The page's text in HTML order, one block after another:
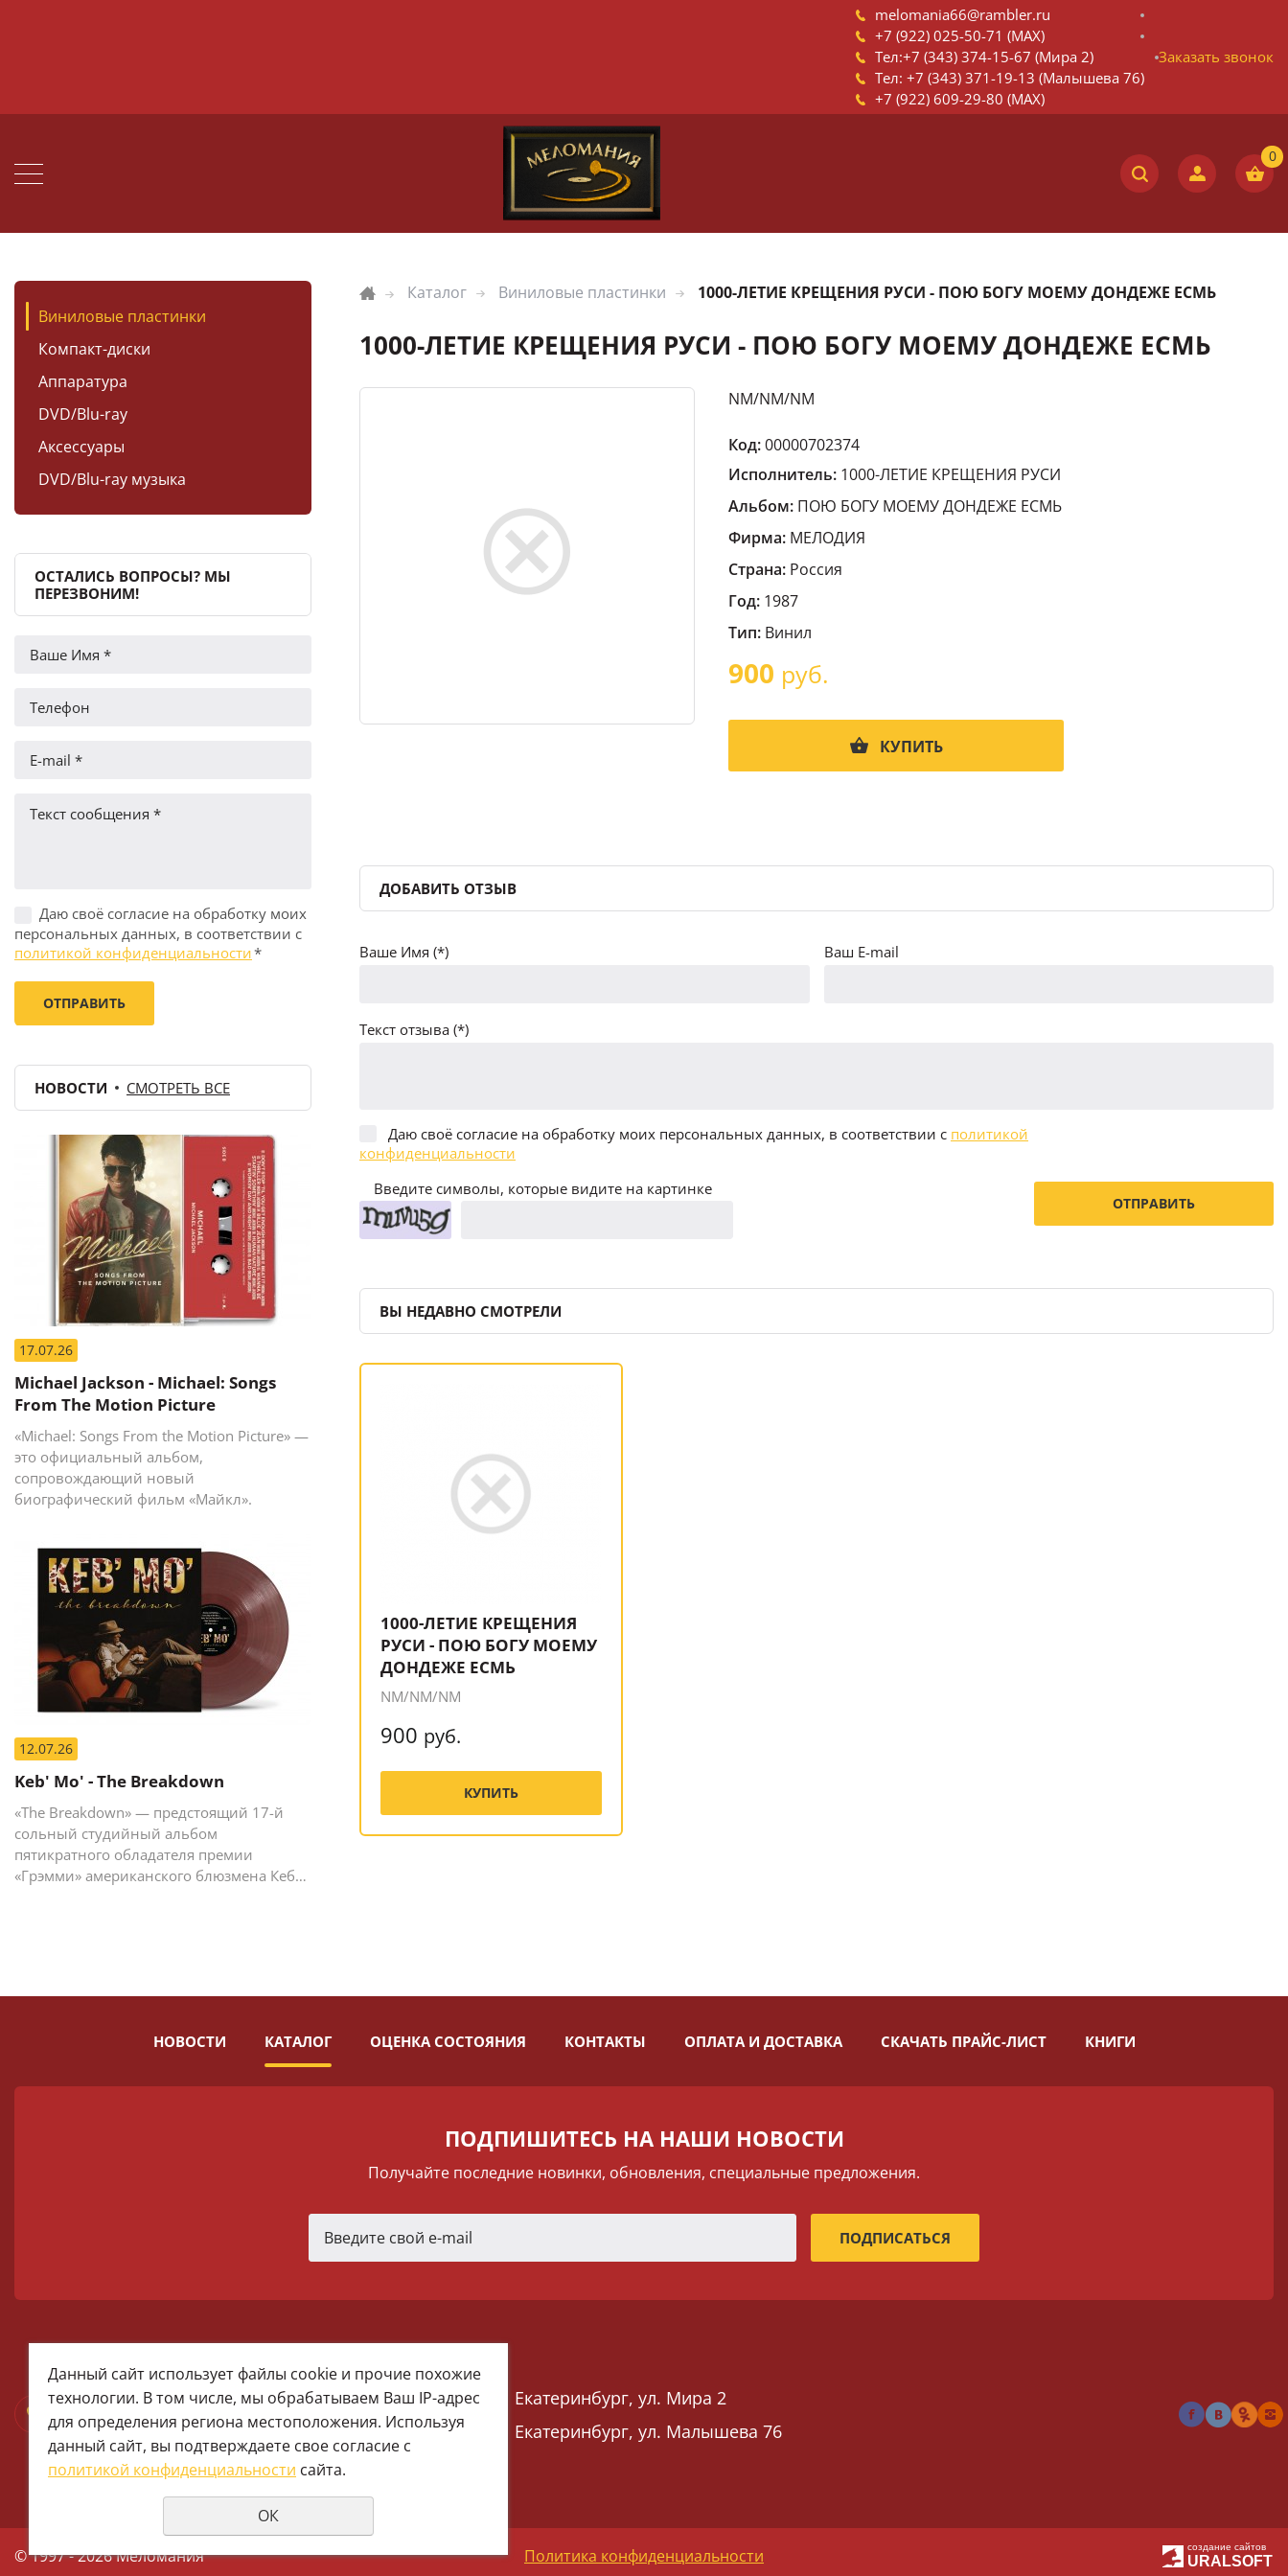
melomania66@rambler.ru
+7 (922) 025-50-71 (MAX)
Тел:+7 (343) 374-15-67 (Мира 2)
Тел: +7 (343) 371-19-13 (Малышева 76)
+7 (922) 609-29-80 (MAX)
Заказать звонок
Виниловые пластинки
Компакт-диски
Аппаратура
DVD/Blu-ray
Аксессуары
DVD/Blu-ray музыка
ОСТАЛИСЬ ВОПРОСЫ? МЫ
ПЕРЕЗВОНИМ!
Даю своё согласие на обработку моих
персональных данных, в соответствии с
политикой конфиденциальности*
НОВОСТИ СМОТРЕТЬ ВСЕ
17.07.26
Michael Jackson - Michael: Songs
From The Motion Picture
«Michael: Songs From the Motion Picture» —
это официальный альбом,
сопровождающий новый
биографический фильм «Майкл».
12.07.26
Keb' Mo' - The Breakdown
«The Breakdown» — предстоящий 17-й
сольный студийный альбом
пятикратного обладателя премии
«Грэмми» американского блюзмена Кеба
Каталог Виниловые пластинки 1000-ЛЕТИЕ КРЕЩЕНИЯ РУСИ - ПОЮ БОГУ МОЕМУ ДОНДЕЖЕ ЕСМЬ
1000-ЛЕТИЕ КРЕЩЕНИЯ РУСИ - ПОЮ БОГУ МОЕМУ ДОНДЕЖЕ ЕСМЬ
NM/NM/NM
Код:00000702374
Исполнитель: 1000-ЛЕТИЕ КРЕЩЕНИЯ РУСИ
Альбом: ПОЮ БОГУ МОЕМУ ДОНДЕЖЕ ЕСМЬ
Фирма: МЕЛОДИЯ
Страна: Россия
Год: 1987
Тип: Винил
900 руб.
КУПИТЬ
ДОБАВИТЬ ОТЗЫВ
Ваше Имя (*) Ваш E-mail
Текст отзыва (*)
Даю своё согласие на обработку моих персональных данных, в соответствии с политикой
конфиденциальности
Введите символы, которые видите на картинке
ВЫ НЕДАВНО СМОТРЕЛИ
1000-ЛЕТИЕ КРЕЩЕНИЯ
РУСИ - ПОЮ БОГУ МОЕМУ
ДОНДЕЖЕ ЕСМЬ
NM/NM/NM
900 руб.
КУПИТЬ
НОВОСТИ КАТАЛОГ ОЦЕНКА СОСТОЯНИЯ КОНТАКТЫ ОПЛАТА И ДОСТАВКА СКАЧАТЬ ПРАЙС-ЛИСТ КНИГИ
ПОДПИШИТЕСЬ НА НАШИ НОВОСТИ
Получайте последние новинки, обновления, специальные предложения.
+7 (922) 025-50-71 (MAX)
Тел:+7 (343) 374-15-67 (Мира 2)
Тел: +7 (343) 371-19-13 (Малышева 76)
+7 (922) 609-29-80 (MAX)
Екатеринбург, ул. Мира 2
Екатеринбург, ул. Малышева 76
© 1997 - 2026 Меломания Политика конфиденциальности создание сайтов
URALSOFT
Данный сайт использует файлы cookie и прочие похожие
технологии. В том числе, мы обрабатываем Ваш IP-адрес
для определения региона местоположения. Используя
данный сайт, вы подтверждаете свое согласие с
политикой конфиденциальности сайта.
ОК